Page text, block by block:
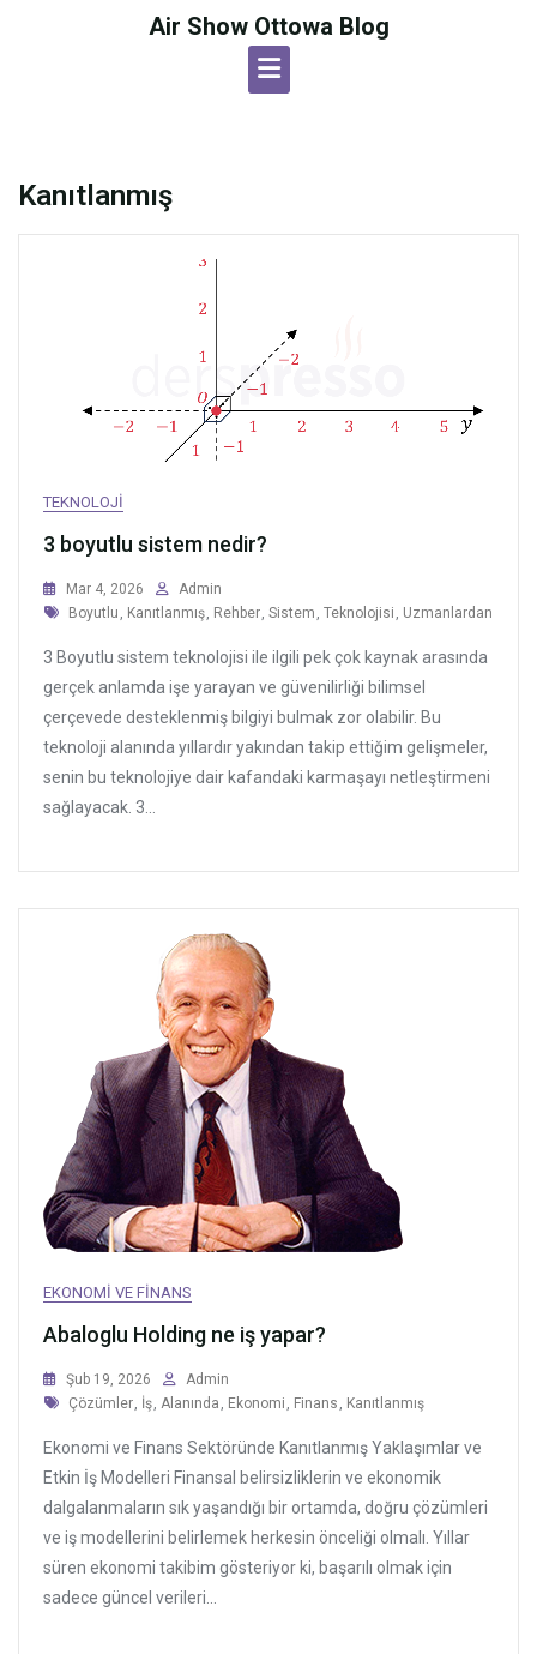
Air Show Ottowa Blog
Kanıtlanmış
TEKNOLOJI
3 boyutlu sistem nedir?
Mar 4, 2026
Admin
Tags
Boyutlu , Kanıtlanmış, Rehber, Sistem , Teknolojisi , Uzmanlardan
3 Boyutlu sistem teknolojisi ile ilgili pek çok kaynak arasında
gerçek anlamda işe yarayan ve güvenilirliği bilimsel
çerçevede desteklenmiş bilgiyi bulmak zor olabilir. Bu
teknoloji alanında yıllardır yakından takip ettiğim gelişmeler,
senin bu teknolojiye dair kafandaki karmaşayı netleştirmeni
sağlayacak. 3...
EKONOMI VE FINANS
Abaloglu Holding ne iş yapar?
Şub 19, 2026
Admin
Tags
Çözümler, İş, Alanında , Ekonomi , Finans , Kanıtlanmış
Ekonomi ve Finans Sektöründe Kanıtlanmış Yaklaşımlar ve
Etkin İş Modelleri Finansal belirsizliklerin ve ekonomik
dalgalanmaların sık yaşandığı bir ortamda, doğru çözümleri
ve iş modellerini belirlemek herkesin önceliği olmalı. Yıllar
süren ekonomi takibim gösteriyor ki, başarılı olmak için
sadece güncel verileri...